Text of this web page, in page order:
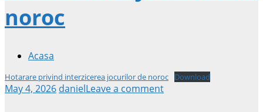
noroc
Acasa
Hotarare privind interzicerea jocurilor de noroc Download
May 4, 2026 danielLeave a comment